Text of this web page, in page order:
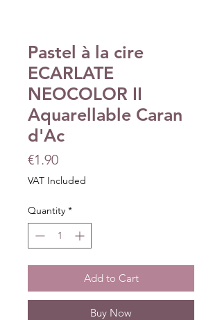
Pastel à la cire
ECARLATE
NEOCOLOR II
Aquarellable Caran
d'Ac
€1.90Price
VAT Included
Quantity *
Add to Cart
Buy Now